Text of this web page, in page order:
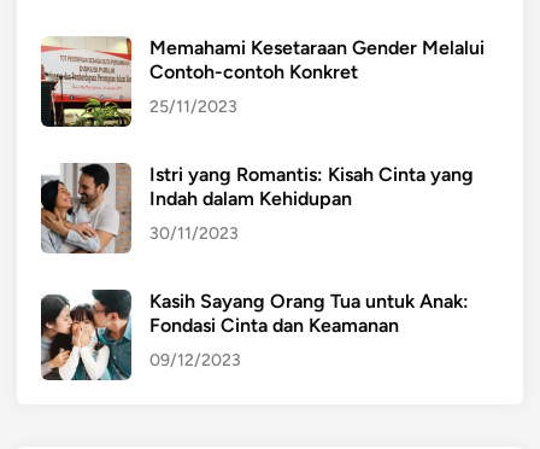
Memahami Kesetaraan Gender Melalui
Contoh-contoh Konkret
25/11/2023
Istri yang Romantis: Kisah Cinta yang
Indah dalam Kehidupan
30/11/2023
Kasih Sayang Orang Tua untuk Anak:
Fondasi Cinta dan Keamanan
09/12/2023